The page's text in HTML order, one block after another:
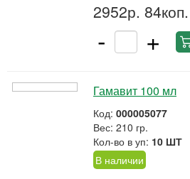
2952р. 84коп.
- +
Гамавит 100 мл
Код: 000005077
Вес: 210 гр.
Кол-во в уп: 10 ШТ
В наличии